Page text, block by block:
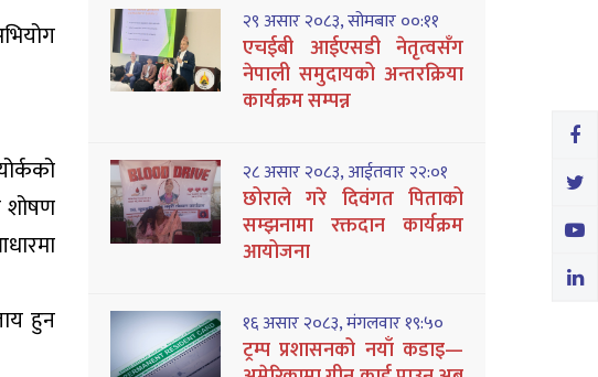
शोषण
हुन
२९ असार २०८३, सोमबार ००:११
एचईबी आईएसडी नेतृत्वसँग
नेपाली समुदायको अन्तरक्रिया
कार्यक्रम सम्पन्न
२८ असार २०८३, आईतवार २२:०१
छोराले गरे दिवंगत पिताको
सम्झनामा रक्तदान कार्यक्रम
आयोजना
१६ असार २०८३, मंगलवार १९:५०
ट्रम्प प्रशासनको नयाँ कडाइ—